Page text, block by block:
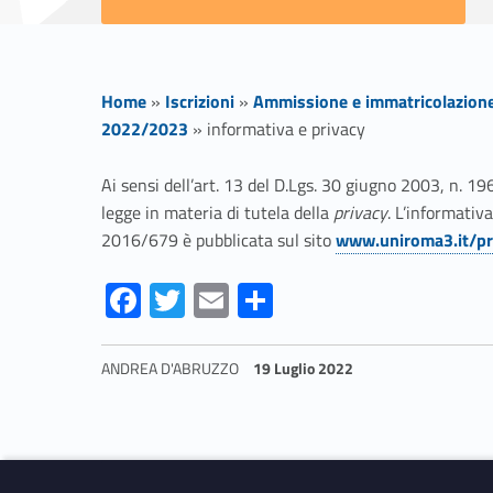
Home » Iscrizioni » Ammissione e
2022/2023 » informativa e privacy
i
n
f
o
m
Ai sensi dell’art. 13 del D.Lgs. 30 giugno 2003, n.
legge in materia di tutela della privacy.
2016/679 è pubblicata sul sitowww.uniroma3.it/
Fa
ce
b
k
T
w
itt
E
m
ai
h
ar
ANDREA D'ABRUZZO 19 Luglio 2022